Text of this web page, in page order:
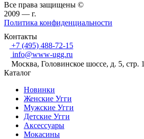
Все права защищены ©
2009 — г.
Политика конфиденциальности
Контакты
+7 (495) 488-72-15
info@www-ugg.ru
Москва, Головинское шоссе, д. 5, стр. 1
Каталог
Новинки
Женские Угги
Мужские Угги
Детские Угги
Аксессуары
Мокасины